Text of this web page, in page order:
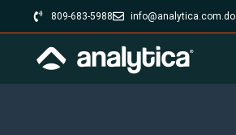
809-683-5988 info@analytica.com.do